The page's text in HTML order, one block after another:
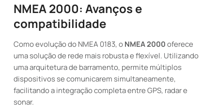
NMEA 2000: Avanços e
compatibilidade
Como evolução do NMEA 0183, oNMEA 2000oferece
uma solução de rede mais robusta e flexível. Utilizando
uma arquitetura de barramento, permite múltiplos
dispositivos se comunicarem simultaneamente,
facilitando a integração completa entre GPS, radar e
sonar.